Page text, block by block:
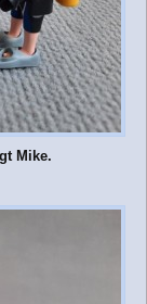
Mike.